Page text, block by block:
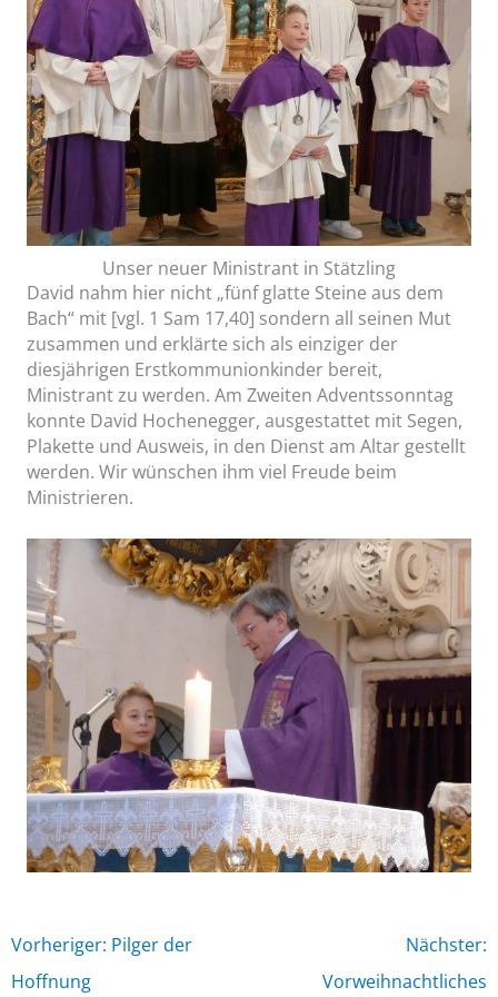
Unser neuer Ministrant in Stätzling
David nahm hier nicht „fünf glatte Steine aus dem
Bach“ mit [vgl. 1 Sam 17,40] sondern all seinen Mut
zusammen und erklärte sich als einziger der
diesjährigen Erstkommunionkinder bereit,
Ministrant zu werden. Am Zweiten Adventssonntag
konnte David Hochenegger, ausgestattet mit Segen,
Plakette und Ausweis, in den Dienst am Altar gestellt
werden. Wir wünschen ihm viel Freude beim
Ministrieren.
Vorheriger: Pilger der
Hoffnung
Nächster:
Vorweihnachtliches